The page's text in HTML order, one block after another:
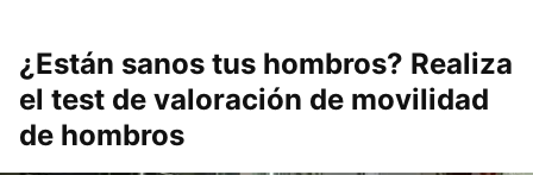
¿Están sanos tus hombros? Realiza
el test de valoración de movilidad
de hombros